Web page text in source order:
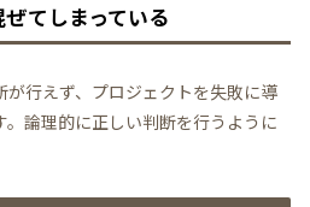
てしまっている
行えず、プロジェクトを失敗に導
論理的に正しい判断を行うように